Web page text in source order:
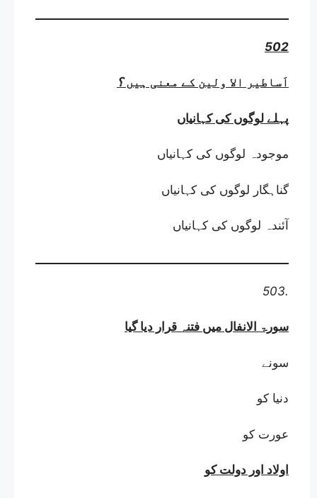
502
اَساطیر الا ولین کے معنی ہیں؟
پہلے لوگوں کی کہانیاں
موجودہ لوگوں کی کہانیاں
گناہگار لوگوں کی کہانیاں
آئندہ لوگوں کی کہانیاں
503.
سورۃ الانفال میں فتنہ قرار دیا گیا
سونے
دنیا کو
عورت کو
اولاد اور دولت کو